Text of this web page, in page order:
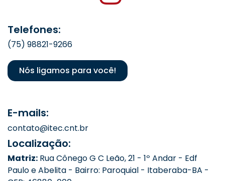
Telefones:
(75) 98821-9266
Nós ligamos para você!
E-mails:
contato@itec.cnt.br
Localização:
Matriz: Rua Cônego G C Leão, 21 - 1º Andar - Edf
Paulo e Abelita - Bairro: Paroquial - Itaberaba-BA -